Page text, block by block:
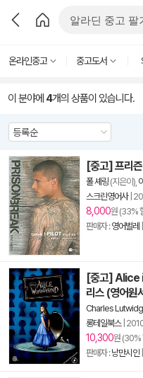
온라인중고 중고도서
이 분야에 4개의 상품이 있습니다.
[중고] 프리
폴 셰링 (지은이),
스크린영어사|
8,000원 (33%
판매자 :영어벌레
[중고] Alice
리스 (영어원
Charles
롱테일북스|
10,300원 (30%
판매자 :낭만시인